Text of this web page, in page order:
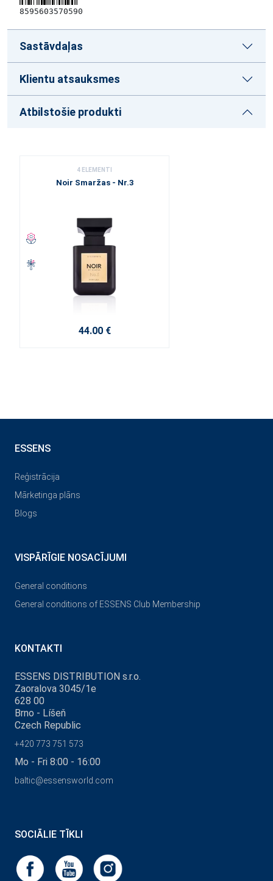
8595603570590
Sastāvdaļas
Klientu atsauksmes
Atbilstošie produkti
4 ELEMENTI
Noir Smaržas - Nr.3
44.00 €
ESSENS
Reģistrācija
Mārketinga plāns
Blogs
VISPĀRĪGIE NOSACĪJUMI
General conditions
General conditions of ESSENS Club Membership
KONTAKTI
ESSENS DISTRIBUTION s.r.o.
Zaoralova 3045/1e
628 00
Brno - Líšeň
Czech Republic
+420 773 751 573
Mo - Fri 8:00 - 16:00
baltic@essensworld.com
SOCIĀLIE TĪKLI